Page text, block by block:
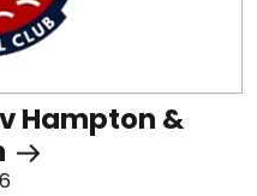
Hampton &